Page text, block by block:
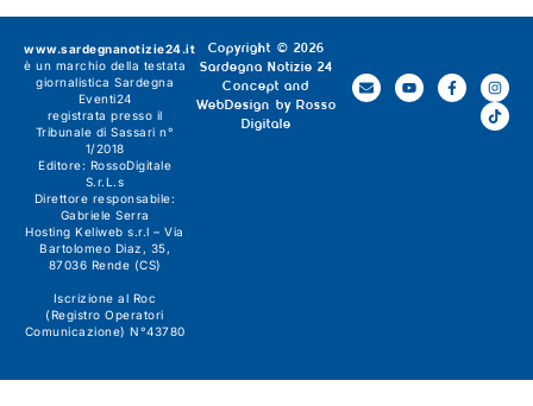
Copyright © 2026
Sardegna Notizie 24
Concept and
WebDesign by Rosso
Digitale
www.sardegnanotizie24.it
è un marchio della testata
giornalistica Sardegna
Eventi24
registrata presso il
Tribunale di Sassari n°
1/2018
Editore: RossoDigitale
S.r.L.s
Direttore responsabile:
Gabriele Serra
Hosting Keliweb s.r.l – Via
Bartolomeo Diaz, 35,
87036 Rende (CS)
Iscrizione al Roc
(Registro Operatori
Comunicazione) N°43780